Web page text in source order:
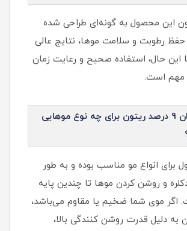
این محصول به گونه‌ای طراحی شده
رطوبت و سلامت موها، نتایج عالی
این حال، استفاده صحیح و رعایت زمان
مهم است.
+ کرم اکسیدان 9 درصد ریتون برای چه نوع موهایی
برای انواع مو مناسب بوده و به طور
و روشن کردن موها تا چندین پایه
اگر موی شما ضخیم یا مقاوم می‌باشد،
به دلیل قدرت روشن کنندگی بالا،